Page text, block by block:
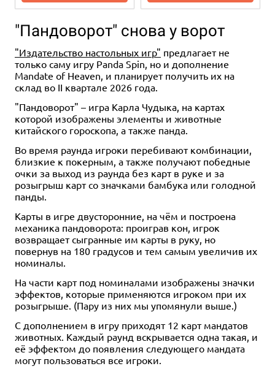
6+
Хватай пломбир!
499 ₽
Купить
"Пандоворот" снова у ворот
"Издательство настольных игр" предлагает не
только саму игру Panda Spin, но и дополнение
Mandate of Heaven, и планирует получить их на
склад во II квартале 2026 года.
"Пандоворот" – игра Карла Чудыка, на картах
которой изображены элементы и животные
китайского гороскопа, а также панда.
Во время раунда игроки перебивают комбинации,
близкие к покерным, а также получают победные
очки за выход из раунда без карт в руке и за
розыгрыш карт со значками бамбука или голодной
панды.
Карты в игре двусторонние, на чём и построена
механика пандоворота: проиграв кон, игрок
возвращает сыгранные им карты в руку, но
повернув на 180 градусов и тем самым увеличив их
номиналы.
На части карт под номиналами изображены значки
эффектов, которые применяются игроком при их
розыгрыше. (Пару из них мы упомянули выше.)
С дополнением в игру приходят 12 карт мандатов
животных. Каждый раунд вскрывается одна такая, и
её эффектом до появления следующего мандата
могут пользоваться все игроки.